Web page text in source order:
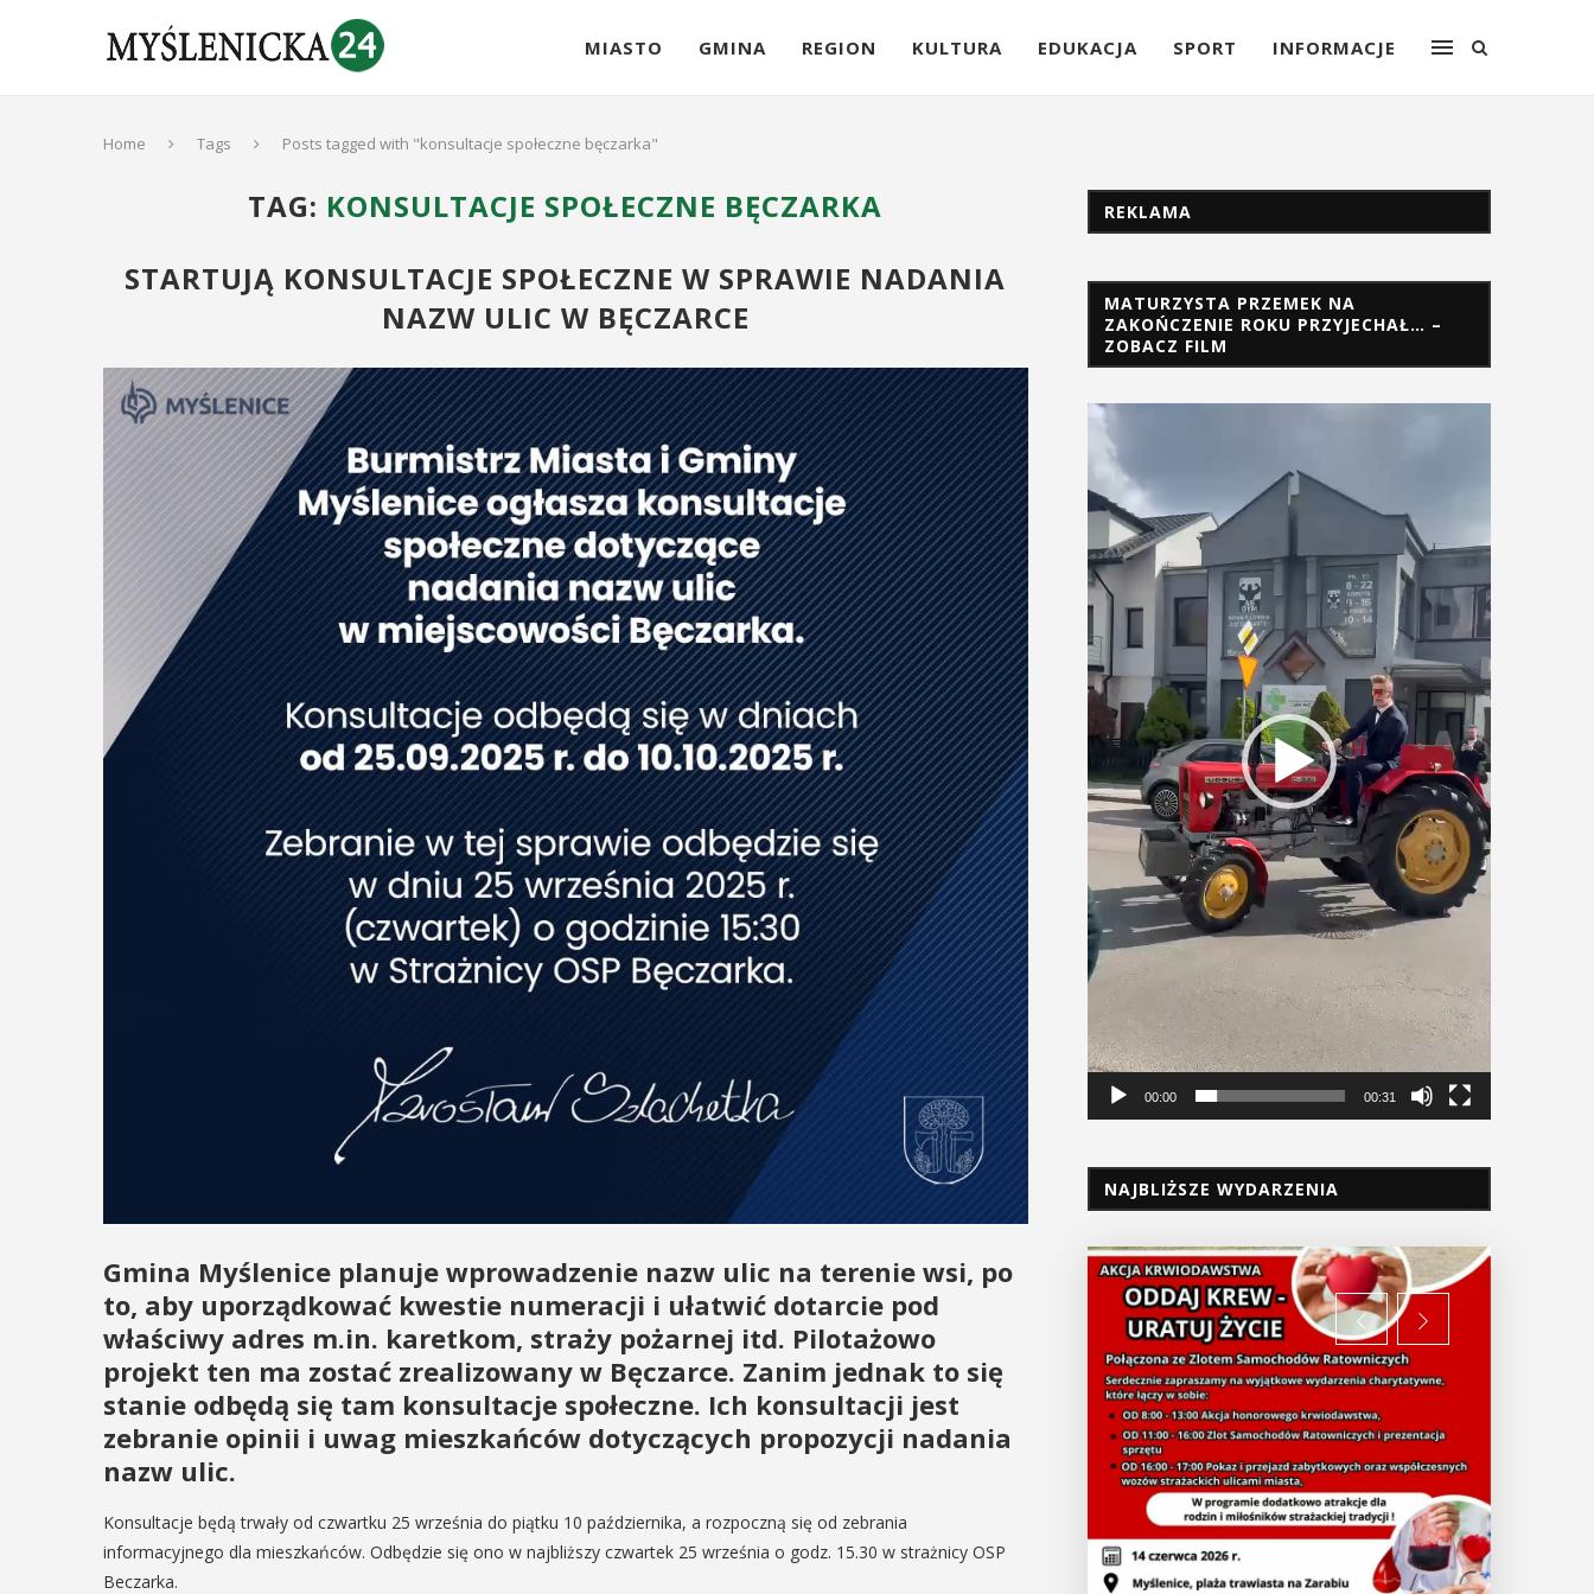
MIASTO GMINA REGION KULTURA EDUKACJA SPORT INFORMACJE
Home Tags Posts tagged with "konsultacje społeczne bęczarka"
TAG: KONSULTACJE SPOŁECZNE BĘCZARKA
STARTUJĄ KONSULTACJE SPOŁECZNE W SPRAWIE NADANIA
NAZW ULIC W BĘCZARCE
Gmina Myślenice planuje wprowadzenie nazw ulic na terenie wsi, po
to, aby uporządkować kwestie numeracji i ułatwić dotarcie pod
właściwy adres m.in. karetkom, straży pożarnej itd. Pilotażowo
projekt ten ma zostać zrealizowany w Bęczarce. Zanim jednak to się
stanie odbędą się tam konsultacje społeczne. Ich konsultacji jest
zebranie opinii i uwag mieszkańców dotyczących propozycji nadania
nazw ulic.
Konsultacje będą trwały od czwartku 25 września do piątku 10 października, a rozpoczną się od zebrania
informacyjnego dla mieszkańców. Odbędzie się ono w najbliższy czwartek 25 września o godz. 15.30 w strażnicy OSP
Beczarka.
REKLAMA
MATURZYSTA PRZEMEK NA
ZAKOŃCZENIE ROKU PRZYJECHAŁ… –
ZOBACZ FILM
Odtwarzacz
video
00:00 00:31
NAJBLIŻSZE WYDARZENIA